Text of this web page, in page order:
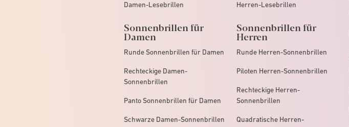
Damen-Lesebrillen
Sonnenbrillen für
Damen
Runde Sonnenbrillen für Damen
Rechteckige Damen-
Sonnenbrillen
Panto Sonnenbrillen für Damen
Schwarze Damen-Sonnenbrillen
Herren-Lesebrillen
Sonnenbrillen für
Herren
Runde Herren-Sonnenbrillen
Piloten Herren-Sonnenbrillen
Rechteckige Herren-
Sonnenbrillen
Quadratische Herren-